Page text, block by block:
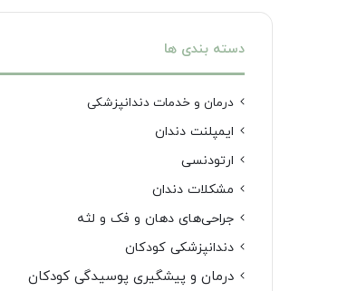
دسته بندی ها
درمان‌ و خدمات دندانپزشکی
ایمپلنت دندان
ارتودنسی
مشکلات دندان
جراحی‌های دهان و فک و لثه
دندانپزشکی کودکان
درمان و پیشگیری پوسیدگی کودکان